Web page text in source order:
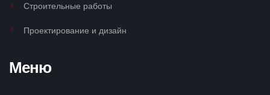
Строительные работы
Проектирование и дизайн
Меню